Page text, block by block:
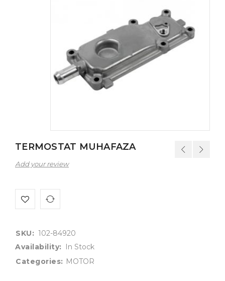
TERMOSTAT MUHAFAZA
Add your review
SKU: 102-84920
Availability:
In Stock
Categories: MOTOR